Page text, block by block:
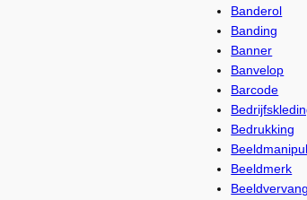
Banderol
Banding
Banner
Banvelop
Barcode
Bedrukking
Beeldmerk